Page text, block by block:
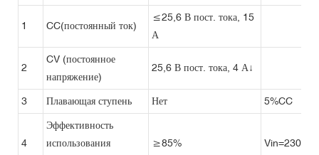
1 CC(постоянный ток)
≤25,6 В пост. тока, 15
А
2
CV (постоянное
напряжение)
25,6 В пост. тока, 4 А↓
3 Плавающая ступень Нет 5%CC
4
Эффективность
использования
≥85% Vin=230 В